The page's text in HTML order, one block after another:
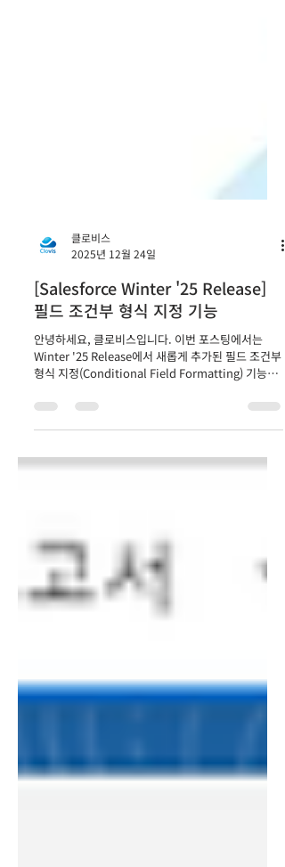
클로비스
2025년 12월 24일
[Salesforce Winter '25 Release]
필드 조건부 형식 지정 기능
안녕하세요, 클로비스입니다. 이번 포스팅에서는
Winter '25 Release에서 새롭게 추가된 필드 조건부
형식 지정(Conditional Field Formatting) 기능에
대해 소개해 드리려고 합니다. 조건부 형식 지정은 특
정 조건에 따라 레코드 페이지의 필드 서식을 사용자
콘, 색상, 텍스트 스타일 등을 적용해 중요한 데이터
욱 직관적인 UI를 제공할 수 있습니다. 설정 방법 우
측 상단 설정(⚙️)을 클릭 후, 좌측 메뉴 검색창에 ' 앱
빌더 '를 입력하여 Lightning 앱 빌더를 엽니다. 이후
조건부 서식을 적용할 레코드 페이지의 [ 편집 ] 버튼
을 클릭합니다. 페이지 레이아웃 캔버스에서 서식을
추가하려는 필드를 드래그앤드롭으로